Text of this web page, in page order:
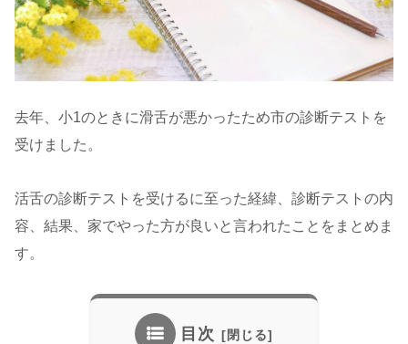
去年、小1のときに滑舌が悪かったため市の診断テストを
受けました。
活舌の診断テストを受けるに至った経緯、診断テストの内
容、結果、家でやった方が良いと言われたことをまとめま
す。
目次